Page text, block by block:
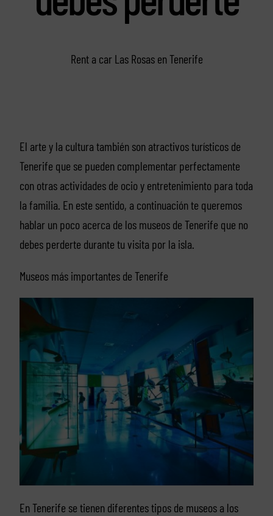
Rent a car Las Rosas en Tenerife
El arte y la cultura también son atractivos turísticos de
Tenerife que se pueden complementar perfectamente
con otras actividades de ocio y entretenimiento para toda
la familia. En este sentido, a continuación te queremos
hablar un poco acerca de los museos de Tenerife que no
debes perderte durante tu visita por la isla.
Museos más importantes de Tenerife
En Tenerife se tienen diferentes tipos de museos a los